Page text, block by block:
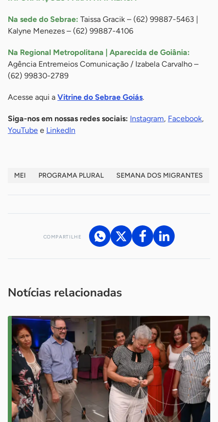
Na sede do Sebrae: Taissa Gracik – (62) 99887-5463 |
Kalyne Menezes – (62) 99887-4106
Na Regional Metropolitana | Aparecida de Goiânia:
Agência Entremeios Comunicação / Izabela Carvalho –
(62) 99830-2789
Acesse aqui a Vitrine do Sebrae Goiás.
Siga-nos em nossas redes sociais: Instagram, Facebook,
YouTube e LinkedIn
MEI PROGRAMA PLURAL SEMANA DOS MIGRANTES
COMPARTILHE
Notícias relacionadas